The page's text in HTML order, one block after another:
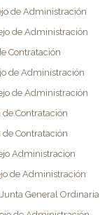
de Administración
de Administración
Contratación
de Administración
de Administración
Contratación
Contratación
Administracion
de Administración
General Ordinaria